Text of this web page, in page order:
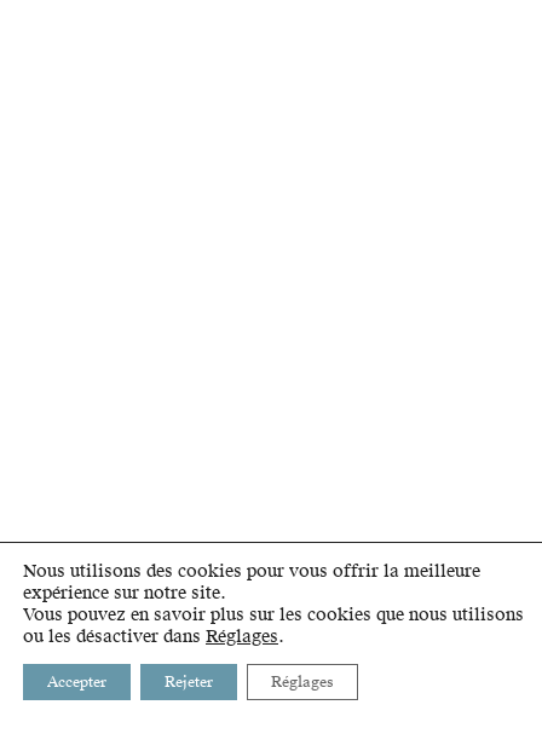
Nous utilisons des cookies pour vous offrir la meilleure
expérience sur notre site.
Vous pouvez en savoir plus sur les cookies que nous utilisons
ou les désactiver dans Réglages.
Accepter Rejeter Réglages